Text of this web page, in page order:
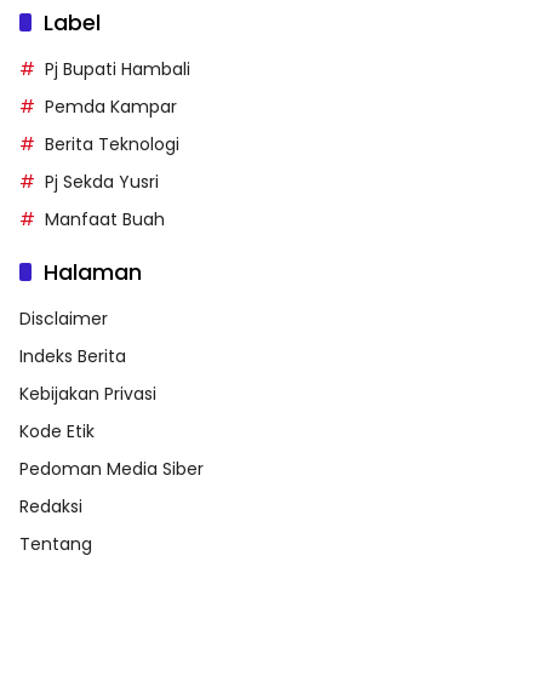
Label
Pj Bupati Hambali
Pemda Kampar
Berita Teknologi
Pj Sekda Yusri
Manfaat Buah
Halaman
Disclaimer
Indeks Berita
Kebijakan Privasi
Kode Etik
Pedoman Media Siber
Redaksi
Tentang